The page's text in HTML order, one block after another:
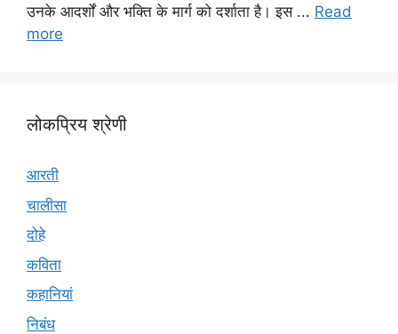
उनके आदर्शों और भक्ति के मार्ग को दर्शाता है। इस ... Read
more
लोकप्रिय श्रेणी
आरती
चालीसा
दोहे
कविता
कहानियां
निबंध